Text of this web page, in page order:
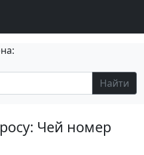
Найти
Чей номер